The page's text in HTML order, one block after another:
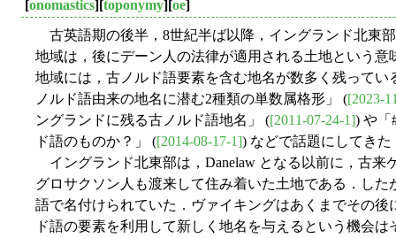
[onomastics][toponymy][oe]
古英語期の後半，8世紀半ば以降，イングランド北東
地域は，後にデーン人の法律が適用される土地という意
地域には，古ノルド語要素を含む地名が数多く残ってい
ノルド語由来の地名に潜む2種類の単数属格形」 ([2023-
ングランドに残る古ノルド語地名」 ([2011-07-24-1]) や「
ド語のものか？」 ([2014-08-17-1]) などで話題にしてきた
イングランド北東部は，Danelaw となる以前に，古来
グロサクソン人も渡来して住み着いた土地である．し
語で名付けられていた．ヴァイキングはあくまでその
ド語の要素を利用して新しく地名を与えるという機会